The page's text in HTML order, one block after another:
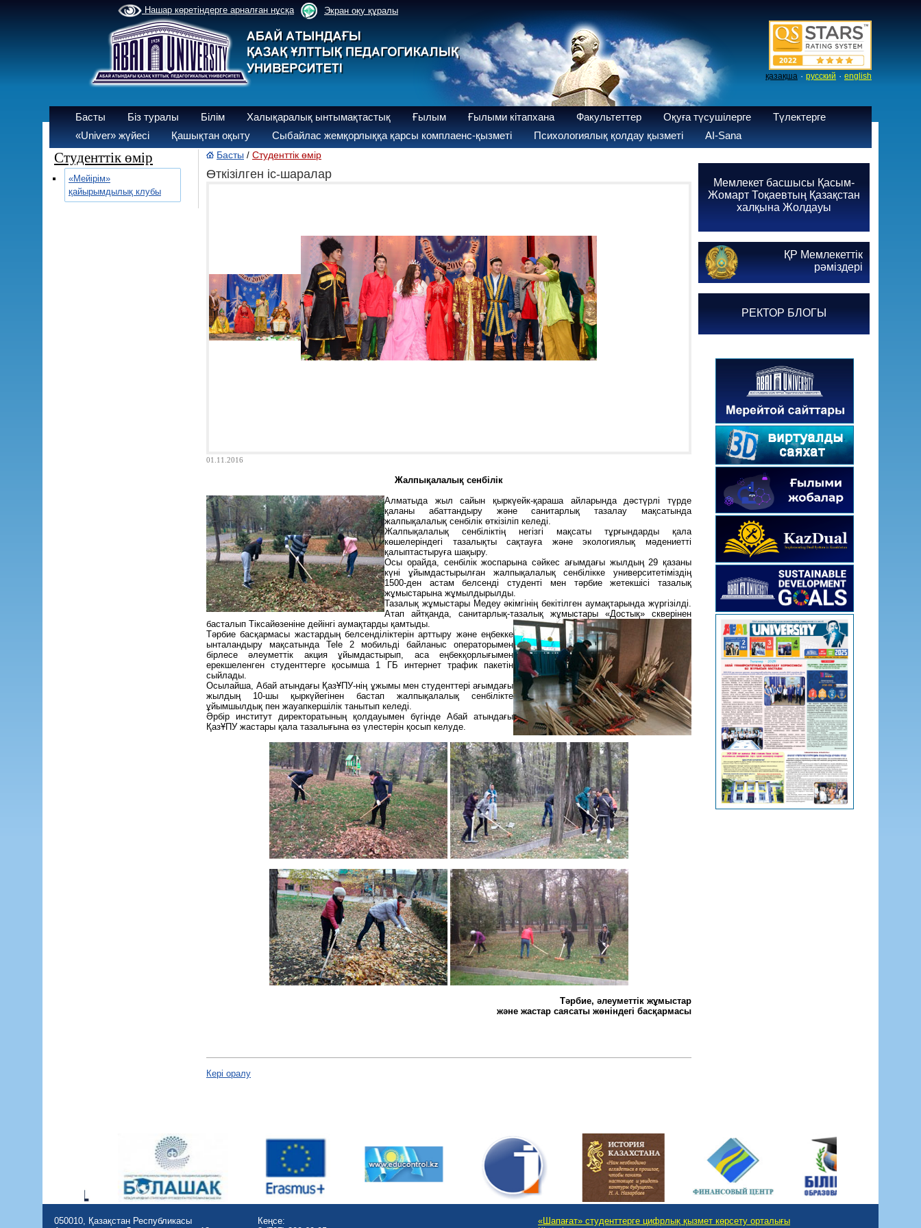
Нашар көретіндерге арналған нұсқа Экран оқу құралы
қазақша · русский · english
Басты Біз туралы Білім Халықаралық ынтымақтастық Ғылым Ғылыми кітапхана Факультеттер Оқуға түсушілерге
Түлектерге
«Univer» жүйесі
Қашықтан оқыту Сыбайлас жемқорлыққа қарсы комплаенс-қызметі Психологиялық қолдау қызметі AI-Sana
Студенттік өмір
«Мейірім»
қайырымдылық клубы
Басты / Студенттік өмір
Өткізілген іс-шаралар
01.11.2016
Жалпықалалық сенбілік
Алматыда жыл сайын қыркүейк-қараша айларында дәстүрлі түрде
қаланы абаттандыру және санитарлық тазалау мақсатында
жалпықалалық сенбілік өткізіліп келеді.
Жалпықалалық сенбіліктің негізгі мақсаты тұрғындарды қала
көшелеріндегі тазалықты сақтауға және экологиялық мәдениетті
қалыптастыруға шақыру.
Осы орайда, сенбілік жоспарына сәйкес ағымдағы жылдың 29 қазаны
күні ұйымдастырылған жалпықалалық сенбілікке университетіміздің
1500-ден астам белсенді студенті мен тәрбие жетекшісі тазалық
жұмыстарына жұмылдырылды.
Тазалық жұмыстары Медеу әкімгінің бекітілген аумақтарында жүргізілді.
Атап айтқанда, санитарлық-тазалық жұмыстары «Достық» скверінен
басталып Тіксайөзеніне дейінгі аумақтарды қамтыды.
Тәрбие басқармасы жастардың белсенділіктерін арттыру және еңбекке
ынталандыру мақсатында Tele 2 мобильді байланыс операторымен
бірлесе әлеуметтік акция ұйымдастырып, аса еңбекқорлығымен
ерекшеленген студенттерге қосымша 1 ГБ интернет трафик пакетін
сыйлады.
Осылайша, Абай атындағы ҚазҰПУ-нің ұжымы мен студенттері ағымдағы
жылдың 10-шы қыркүйегінен бастап жалпықалалық сенбілікте
ұйымшылдық пен жауапкершілік танытып келеді.
Әрбір институт директоратының қолдауымен бүгінде Абай атындағы
ҚазҰПУ жастары қала тазалығына өз үлестерін қосып келуде.
Тәрбие, әлеуметтік жұмыстар
және жастар саясаты жөніндегі басқармасы
Кері оралу
Мемлекет басшысы Қасым-
Жомарт Тоқаевтың Қазақстан
халқына Жолдауы
ҚР Мемлекеттік
рәміздері
РЕКТОР БЛОГЫ
050010, Қазақстан Республикасы
Кеңсе:
«Шапағат» студенттерге цифрлық қызмет көрсету орталығы